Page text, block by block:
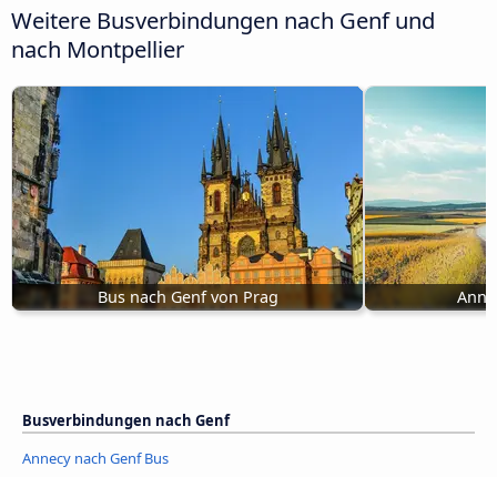
Weitere Busverbindungen nach Genf und
nach Montpellier
Bus nach Genf von Prag
Busverbindungen nach Genf
Annecy nach Genf Bus